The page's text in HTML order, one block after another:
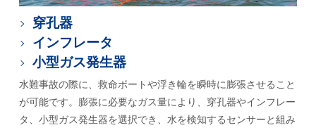
穿孔器
インフレータ
小型ガス発生器
水難事故の際に、救命ボートや浮き輪を瞬時に膨張させること
が可能です。膨張に必要なガス量により、穿孔器やインフレー
タ、小型ガス発生器を選択でき、水を検知するセンサーと組み